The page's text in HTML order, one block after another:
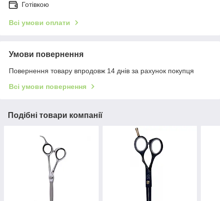
Готівкою
Всі умови оплати
Умови повернення
Повернення товару впродовж 14 днів за рахунок покупця
Всі умови повернення
Подібні товари компанії